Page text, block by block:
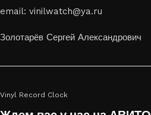
email: vinilwatch@ya.ru
Золотарёв Сергей Александрович
Vinyl Record Clock